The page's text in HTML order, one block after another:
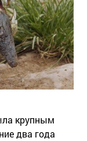
крупным
два года